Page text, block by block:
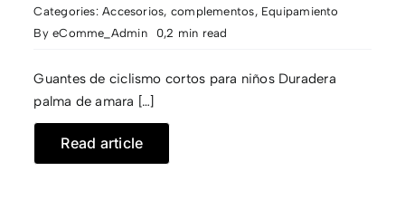
Categories:Accesorios, complementos, Equipamiento
ByeComme_Admin 0,2 min read
Guantes de ciclismo cortos para niños Duradera
palma de amara […]
Read article